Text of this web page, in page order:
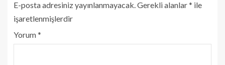
E-posta adresiniz yayınlanmayacak.Gerekli alanlar* ile
işaretlenmişlerdir
Yorum*